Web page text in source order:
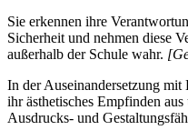
Sie erkennen ihre
Sicherheit und nehmen diese
außerhalb der Schule wahr.
In der Auseinandersetzung
ihr ästhetisches Empfinden
Ausdrucks- und